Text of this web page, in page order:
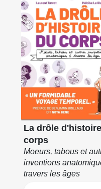
La drôle
corps
Moeurs, tabous et
inventions
travers les âges